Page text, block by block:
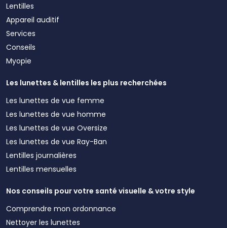
Lentilles
Appareil auditif
Services
Conseils
Myopie
Les lunettes & lentilles les plus recherchées
Les lunettes de vue femme
Les lunettes de vue homme
Les lunettes de vue Oversize
Les lunettes de vue Ray-Ban
Lentilles journalières
Lentilles mensuelles
Nos conseils pour votre santé visuelle & votre style
Comprendre mon ordonnance
Nettoyer les lunettes